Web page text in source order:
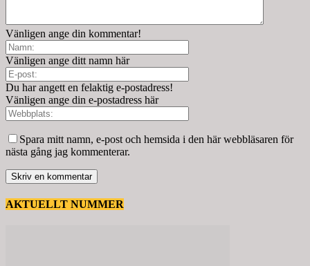
Vänligen ange din kommentar!
Vänligen ange ditt namn här
Du har angett en felaktig e-postadress!
Vänligen ange din e-postadress här
Spara mitt namn, e-post och hemsida i den här webbläsaren för
nästa gång jag kommenterar.
AKTUELLT NUMMER